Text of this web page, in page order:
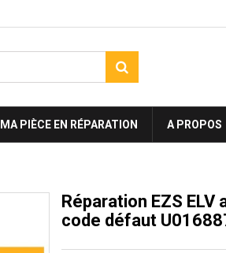
PIÈCE EN RÉPARATION A PROPOS
Réparation EZS ELV
code défaut